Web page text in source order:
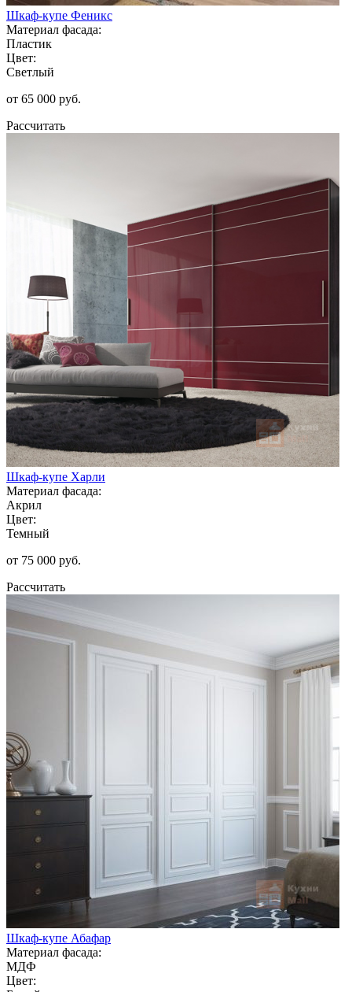
Шкаф-купе Феникс
Материал фасада:
Пластик
Цвет:
Светлый
от 65 000 руб.
Рассчитать
Шкаф-купе Харли
Материал фасада:
Акрил
Цвет:
Темный
от 75 000 руб.
Рассчитать
Шкаф-купе Абафар
Материал фасада:
МДФ
Цвет: